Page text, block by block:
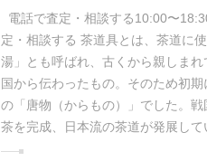
電話で査定・相談する10:00〜
定・相談する 茶道具とは、茶道に
湯」とも呼ばれ、古くから親しま
国から伝わったもの。そのため初
の「唐物（からもの）」でした。
茶を完成、日本流の茶道が発展して